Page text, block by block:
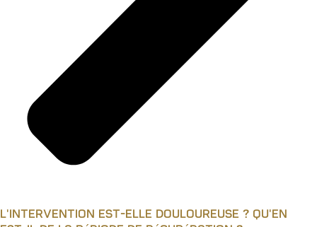
L'intervention est-elle douloureuse ? Qu'en